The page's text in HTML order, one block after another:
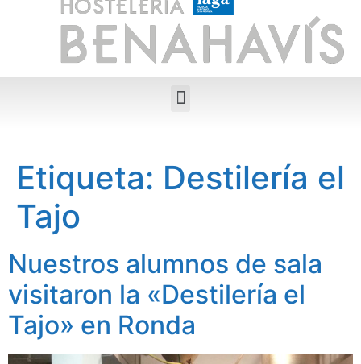
Etiqueta: Destilería el
Tajo
Nuestros alumnos de sala
visitaron la «Destilería el
Tajo» en Ronda